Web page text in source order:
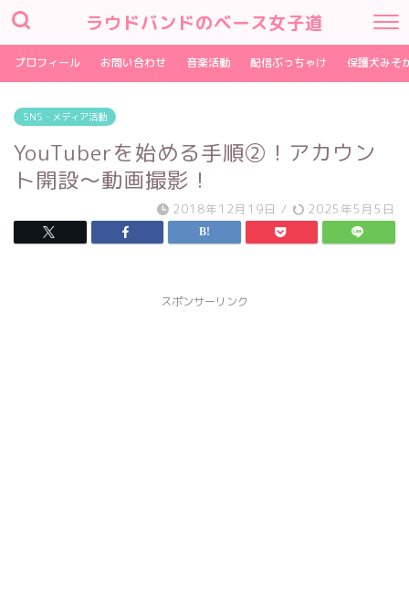
ラウドバンドのベース女子道
プロフィール お問い合わせ 音楽活動 配信ぶっちゃけ 保護犬みそ
SNS・メディア活動
YouTuberを始める手順②！アカウン
ト開設〜動画撮影！
2018年12月19日 / 2025年5月5日
スポンサーリンク